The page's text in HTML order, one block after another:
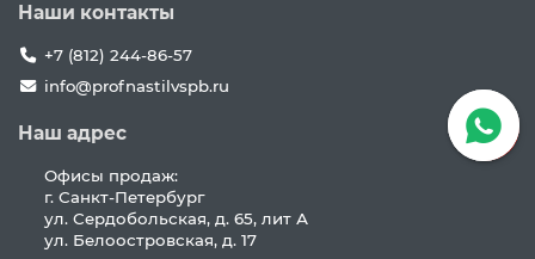
Наши контакты
+7 (812) 244-86-57
info@profnastilvspb.ru
Наш адрес
Офисы продаж:
г. Санкт-Петербург
ул. Сердобольская, д. 65, лит А
ул. Белоостровская, д. 17